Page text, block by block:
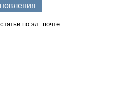
по эл. почте